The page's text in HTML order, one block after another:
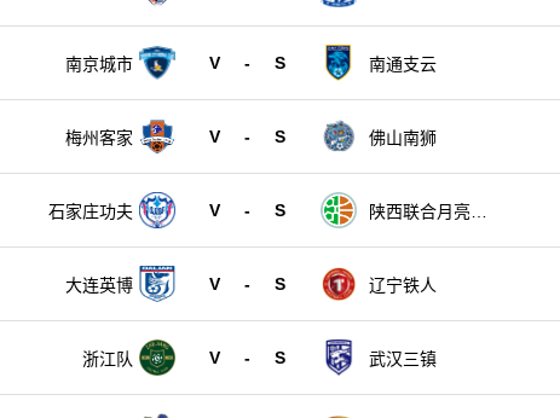
南京城市 V - S 南通支云
梅州客家 V - S 佛山南狮
石家庄功夫 V - S
陕西联合月亮泊
大连英博 V - S 辽宁铁人
浙江队 V - S 武汉三镇